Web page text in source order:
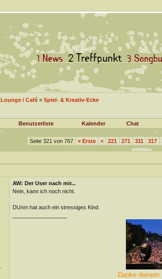
Lounge / Café» Spiel- & Kreativ-Ecke
Benutzerliste Kalender Chat
Seite 321 von 767 «Erste < 221 271 311 317
AW: Der User nach mir...
Nein, kann ich noch nicht.
DUnm hat auch ein stressiges Kind.
Danke deinem